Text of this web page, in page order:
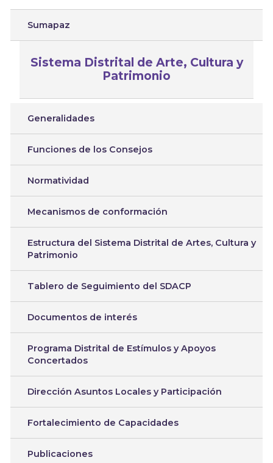
Sumapaz
Sistema Distrital de Arte, Cultura y
Patrimonio
Generalidades
Funciones de los Consejos
Normatividad
Mecanismos de conformación
Estructura del Sistema Distrital de Artes, Cultura y
Patrimonio
Tablero de Seguimiento del SDACP
Documentos de interés
Programa Distrital de Estímulos y Apoyos
Concertados
Dirección Asuntos Locales y Participación
Fortalecimiento de Capacidades
Publicaciones